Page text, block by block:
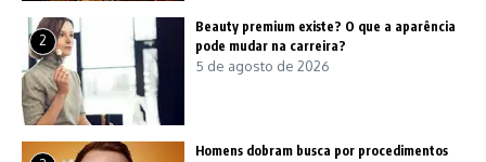
2
Beauty premium existe? O que a aparência
pode mudar na carreira?
5 de agosto de 2026
Homens dobram busca por procedimentos